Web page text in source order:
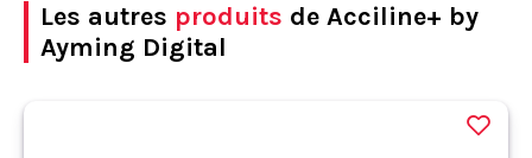
Les autres produits de Acciline+ by
Ayming Digital